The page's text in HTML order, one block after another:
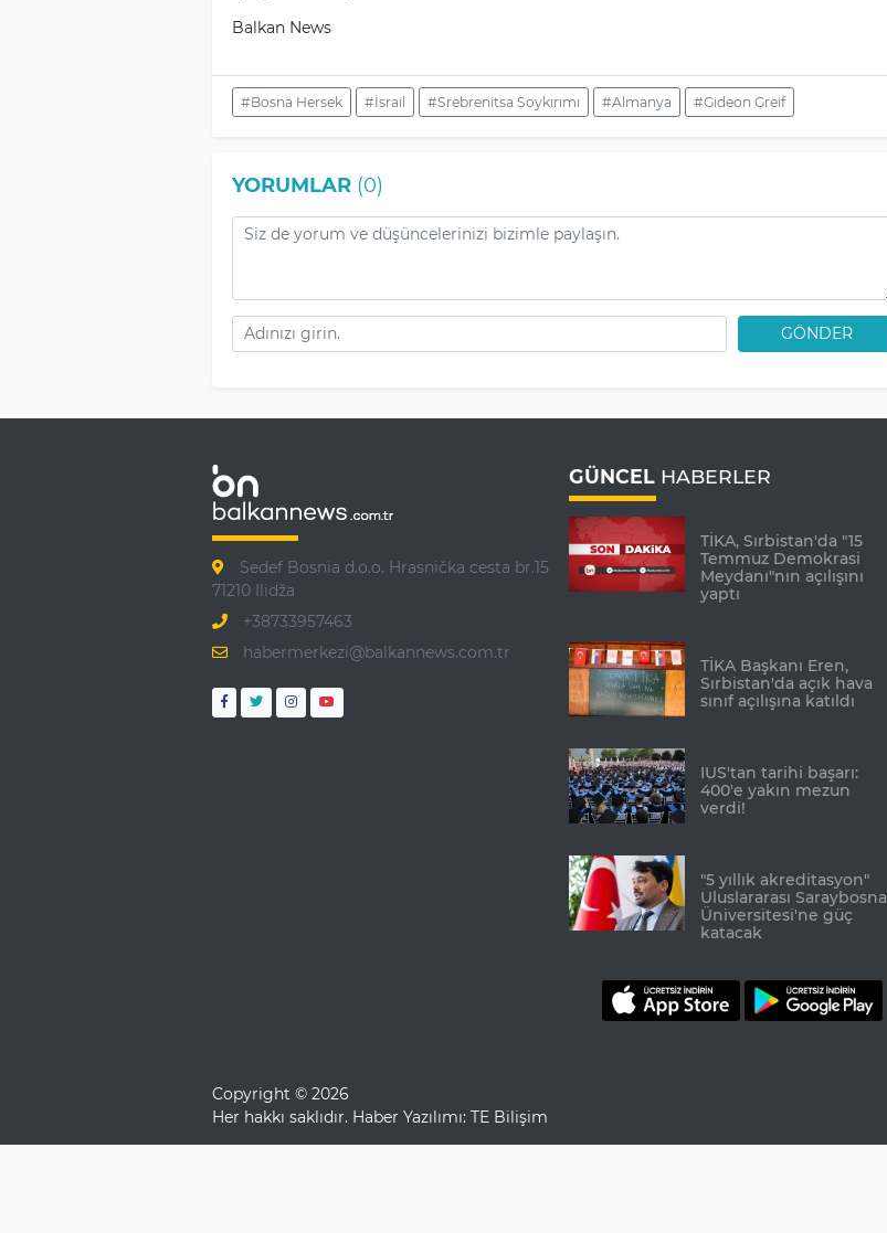
Balkan News
#Bosna Hersek #İsrail #Srebrenitsa Soykırımı #Almanya #Gideon Greif
YORUMLAR(0)
GÖNDER
Sedef Bosnia d.o.o. Hrasnička cesta br.15
71210 Ilidža
+38733957463
habermerkezi@balkannews.com.tr
GÜNCEL HABERLER
TİKA, Sırbistan'da "15
Temmuz Demokrasi
Meydanı"nın açılışını
yaptı
TİKA Başkanı Eren,
Sırbistan'da açık hava
sınıf açılışına katıldı
IUS'tan tarihi başarı:
400'e yakın mezun
verdi!
"5 yıllık akreditasyon"
Uluslararası Saraybosna
Üniversitesi'ne güç
katacak
Copyright © 2026
Her hakkı saklıdır. Haber Yazılımı: TE Bilişim